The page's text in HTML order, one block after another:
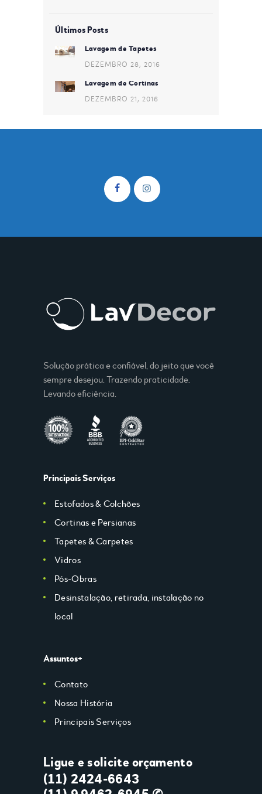
Últimos Posts
Lavagem de Tapetes
DEZEMBRO 28, 2016
Lavagem de Cortinas
DEZEMBRO 21, 2016
Solução prática e confiável, do jeito que você
sempre desejou. Trazendo praticidade.
Levando eficiência.
Principais Serviços
Estofados & Colchões
Cortinas e Persianas
Tapetes & Carpetes
Vidros
Pós-Obras
Desinstalação, retirada, instalação no
local
Assuntos+
Contato
Nossa História
Principais Serviços
Ligue e solicite orçamento
(11) 2424-6643